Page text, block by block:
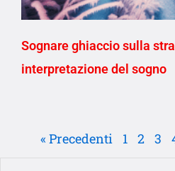
Sognare ghiaccio sulla
interpretazione del sogno
« Precedenti 1 2 3